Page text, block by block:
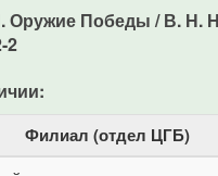
Оружие Победы / В. Н.
2
Филиал (отдел ЦГБ)